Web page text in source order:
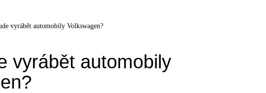
vyrábět automobily Volkswagen?
vyrábět automobily